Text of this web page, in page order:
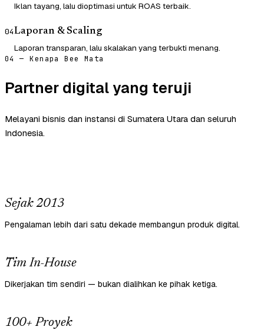
Iklan tayang, lalu dioptimasi untuk ROAS terbaik.
04Laporan & Scaling
Laporan transparan, lalu skalakan yang terbukti menang.
04 — Kenapa Bee Mata
Partner digital yang teruji
Melayani bisnis dan instansi di Sumatera Utara dan seluruh
Indonesia.
Sejak 2013
Pengalaman lebih dari satu dekade membangun produk digital.
Tim In-House
Dikerjakan tim sendiri — bukan dialihkan ke pihak ketiga.
100+ Proyek